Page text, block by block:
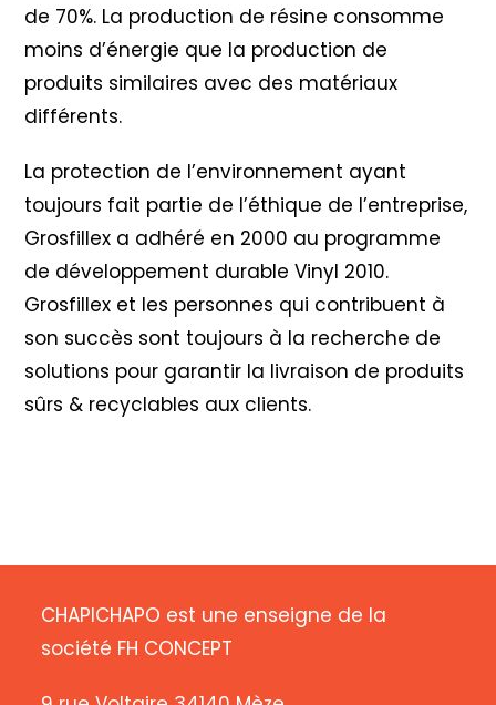
de 70%. La production de résine consomme
moins d’énergie que la production de
produits similaires avec des matériaux
différents.
La protection de l’environnement ayant
toujours fait partie de l’éthique de l’entreprise,
Grosfillex a adhéré en 2000 au programme
de développement durable Vinyl 2010.
Grosfillex et les personnes qui contribuent à
son succès sont toujours à la recherche de
solutions pour garantir la livraison de produits
sûrs & recyclables aux clients.
CHAPICHAPO est une enseigne de la
société FH CONCEPT